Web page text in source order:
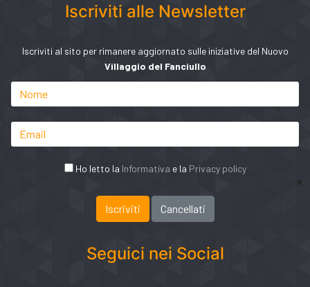
Iscriviti alle Newsletter
Iscriviti al sito per rimanere aggiornato sulle iniziative del Nuovo
Villaggio del Fanciullo
Ho letto la Informativa e la Privacy policy
Seguici nei Social